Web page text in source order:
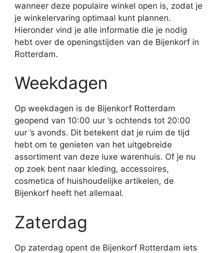
wanneer deze populaire winkel open is, zodat je
je winkelervaring optimaal kunt plannen.
Hieronder vind je alle informatie die je nodig
hebt over de openingstijden van de Bijenkorf in
Rotterdam.
Weekdagen
Op weekdagen is de Bijenkorf Rotterdam
geopend van 10:00 uur ’s ochtends tot 20:00
uur ’s avonds. Dit betekent dat je ruim de tijd
hebt om te genieten van het uitgebreide
assortiment van deze luxe warenhuis. Of je nu
op zoek bent naar kleding, accessoires,
cosmetica of huishoudelijke artikelen, de
Bijenkorf heeft het allemaal.
Zaterdag
Op zaterdag opent de Bijenkorf Rotterdam iets